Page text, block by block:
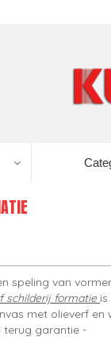
speling van
schilderij formatie is
met olieverf en
terug garantie -